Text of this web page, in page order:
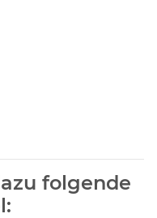
folgende